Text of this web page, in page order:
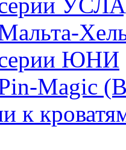
серии
серии ЮНИ
Magic
к